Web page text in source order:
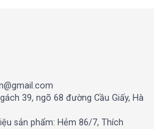
39, ngõ 68 đường Cầu Giấy, Hà
sản phẩm: Hẻm 86/7, Thích